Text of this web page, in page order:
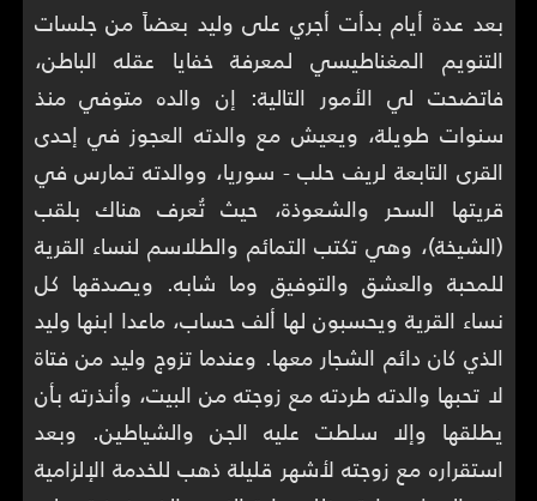
بعد عدة أيام بدأت أجري على وليد بعضاً من جلسات
التنويم المغناطيسي لمعرفة خفايا عقله الباطن،
فاتضحت لي الأمور التالية: إن والده متوفي منذ
سنوات طويلة، ويعيش مع والدته العجوز في إحدى
القرى التابعة لريف حلب - سوريا، ووالدته تمارس في
قريتها السحر والشعوذة، حيث تُعرف هناك بلقب
(الشيخة)، وهي تكتب التمائم والطلاسم لنساء القرية
للمحبة والعشق والتوفيق وما شابه. ويصدقها كل
نساء القرية ويحسبون لها ألف حساب، ماعدا ابنها وليد
الذي كان دائم الشجار معها. وعندما تزوج وليد من فتاة
لا تحبها والدته طردته مع زوجته من البيت، وأنذرته بأن
يطلقها وإلا سلطت عليه الجن والشياطين. وبعد
استقراره مع زوجته لأشهر قليلة ذهب للخدمة الإلزامية